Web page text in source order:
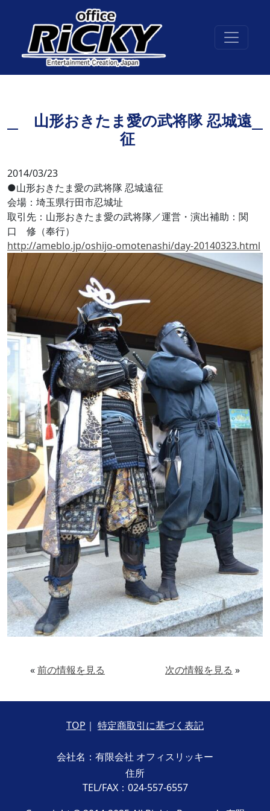
山形おきたま愛の武将隊 忍城遠
征
2014/03/23
●山形おきたま愛の武将隊 忍城遠征
会場：埼玉県行田市忍城址
取引先：山形おきたま愛の武将隊／運営・演出補助：関
口 修（奉行）
http://ameblo.jp/oshijo-omotenashi/day-20140323.html
«前の情報を見る 次の情報を見る »
TOP ｜ 特定商取引に基づく表記
会社名：有限会社 オフィスリッキー
住所
TEL/FAX：024-557-6557